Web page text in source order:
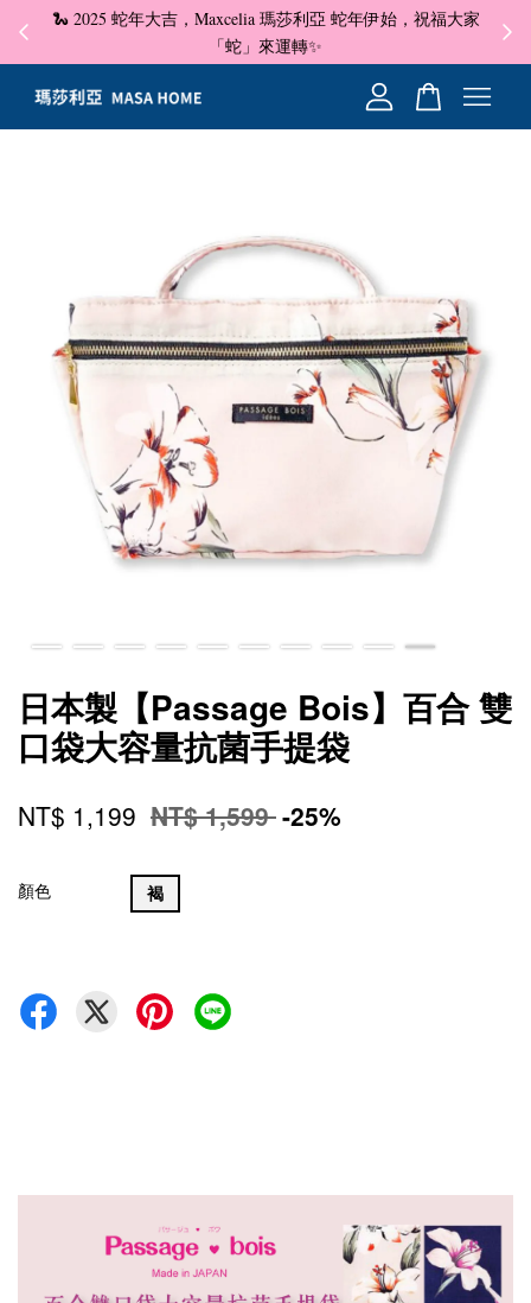
🐍 2025 蛇年大吉，Maxcelia 瑪莎利亞 蛇年伊始，祝福大家
「蛇」來運轉✨
✦
日本製【Passage Bois】百合 雙
口袋大容量抗菌手提袋
NT$ 1,199 NT$ 1,599-25%
顏色 褐
您的購物車目前還是空的。